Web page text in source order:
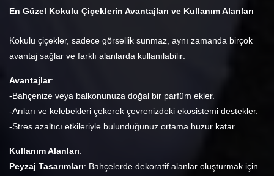
En Güzel Kokulu Çiçeklerin Avantajları ve Kullanım Alanları
Kokulu çiçekler, sadece görsellik sunmaz, aynı zamanda birçok
avantaj sağlar ve farklı alanlarda kullanılabilir:
Avantajlar:
-Bahçenize veya balkonunuza doğal bir parfüm ekler.
-Arıları ve kelebekleri çekerek çevrenizdeki ekosistemi destekler.
-Stres azaltıcı etkileriyle bulunduğunuz ortama huzur katar.
Kullanım Alanları:
Peyzaj Tasarımları: Bahçelerde dekoratif alanlar oluşturmak için